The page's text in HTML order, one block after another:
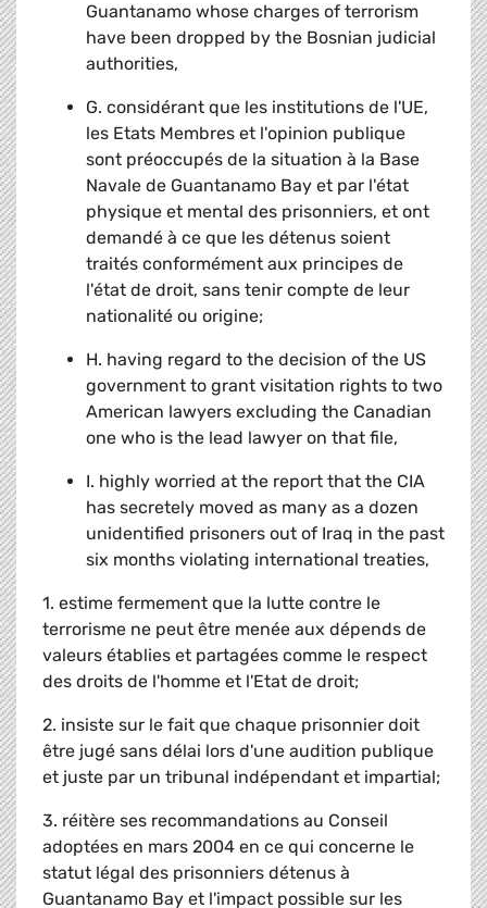
Guantanamo whose charges of terrorism
have been dropped by the Bosnian judicial
authorities,
G. considérant que les institutions de l'UE,
les Etats Membres et l'opinion publique
sont préoccupés de la situation à la Base
Navale de Guantanamo Bay et par l'état
physique et mental des prisonniers, et ont
demandé à ce que les détenus soient
traités conformément aux principes de
l'état de droit, sans tenir compte de leur
nationalité ou origine;
H. having regard to the decision of the US
government to grant visitation rights to two
American lawyers excluding the Canadian
one who is the lead lawyer on that file,
I. highly worried at the report that the CIA
has secretely moved as many as a dozen
unidentified prisoners out of Iraq in the past
six months violating international treaties,
1. estime fermement que la lutte contre le
terrorisme ne peut être menée aux dépends de
valeurs établies et partagées comme le respect
des droits de l'homme et l'Etat de droit;
2. insiste sur le fait que chaque prisonnier doit
être jugé sans délai lors d'une audition publique
et juste par un tribunal indépendant et impartial;
3. réitère ses recommandations au Conseil
adoptées en mars 2004 en ce qui concerne le
statut légal des prisonniers détenus à
Guantanamo Bay et l'impact possible sur les